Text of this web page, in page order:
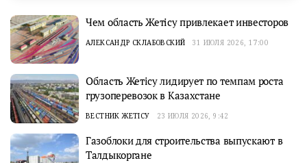
Чем область Жетісу привлекает инвесторов
АЛЕКСАНДР СКЛАБОВСКИЙ 31 ИЮЛЯ 2026, 17:00
Область Жетісу лидирует по темпам роста
грузоперевозок в Казахстане
ВЕСТНИК ЖЕТІСУ 23 ИЮЛЯ 2026, 9:42
Газоблоки для строительства выпускают в
Талдыкоргане